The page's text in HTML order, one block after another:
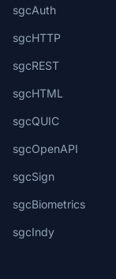
sgcAuth
sgcHTTP
sgcREST
sgcHTML
sgcQUIC
sgcOpenAPI
sgcSign
sgcBiometrics
sgcIndy